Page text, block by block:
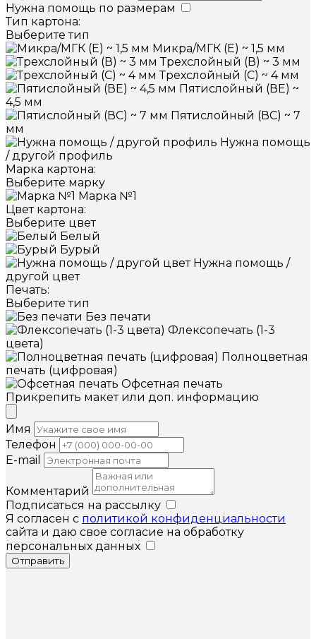
Нужна помощь по размерам
Тип картона:
Выберите тип
Микра/МГК (Е) ~ 1,5 мм
Трехслойный (В) ~ 3 мм
Трехслойный (С) ~ 4 мм
Пятислойный (ВЕ) ~
4,5 мм
Пятислойный (ВС) ~ 7
мм
Нужна помощь
/ другой профиль
Марка картона:
Выберите марку
Марка №1
Цвет картона:
Выберите цвет
Белый
Бурый
Нужна помощь /
другой цвет
Печать:
Выберите тип
Без печати
Флексопечать (1-3
цвета)
Полноцветная
печать (цифровая)
Офсетная печать
Прикрепить макет или доп. информацию
Имя
Телефон
E-mail
Комментарий
Подписаться на рассылку
Я согласен с политикой конфиденциальности
сайта и даю свое согласие на обработку
персональных данных
Отправить